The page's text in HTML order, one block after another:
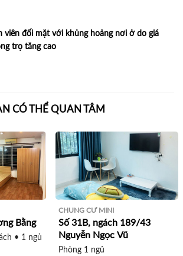
viên đối mặt với khủng hoảng nơi ở do giá
trọ tăng cao
CÓ THỂ QUAN TÂM
Bằng
• 1 ngủ ║ 1 khách • 2 ngủ
CHUNG CƯ MINI
Số 31B, ngách 189/43
Nguyễn Ngọc Vũ
Phòng 1 ngủ